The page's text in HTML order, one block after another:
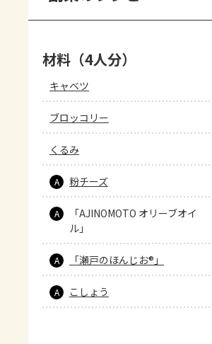
材料（4人分）
キャベツ
ブロッコリー
くるみ
A 粉チーズ
A
「AJINOMOTO オリーブオイ
ル」
A 「瀬戸のほんじお®」
A こしょう